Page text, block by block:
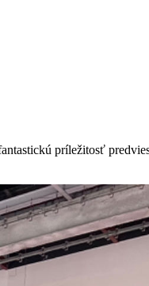
príležitosť